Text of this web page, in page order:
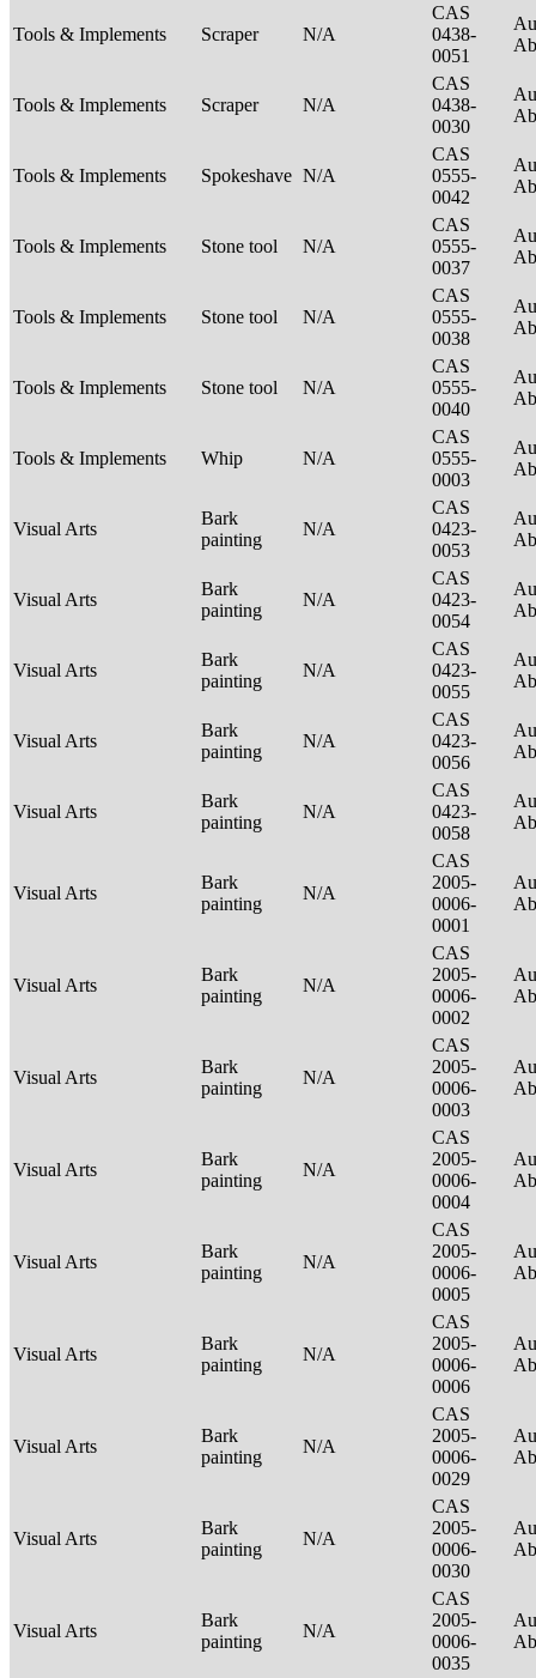
Tools & Implements Scraper N/A
CAS
0438-
0051
Tools & Implements Scraper N/A
CAS
0438-
0030
Tools & Implements Spokeshave N/A
CAS
0555-
0042
Tools & Implements Stone tool N/A
CAS
0555-
0037
Tools & Implements Stone tool N/A
CAS
0555-
0038
Tools & Implements Stone tool N/A
CAS
0555-
0040
Tools & Implements Whip N/A
CAS
0555-
0003
Visual Arts
Bark
painting
N/A
CAS
0423-
0053
Visual Arts
Bark
painting
N/A
CAS
0423-
0054
Visual Arts
Bark
painting
N/A
CAS
0423-
0055
Visual Arts
Bark
painting
N/A
CAS
0423-
0056
Visual Arts
Bark
painting
N/A
CAS
0423-
0058
Visual Arts
Bark
painting
N/A
CAS
2005-
0006-
0001
Visual Arts
Bark
painting
N/A
CAS
2005-
0006-
0002
Visual Arts
Bark
painting
N/A
CAS
2005-
0006-
0003
Visual Arts
Bark
painting
N/A
CAS
2005-
0006-
0004
Visual Arts
Bark
painting
N/A
CAS
2005-
0006-
0005
Visual Arts
Bark
painting
N/A
CAS
2005-
0006-
0006
Visual Arts
Bark
painting
N/A
CAS
2005-
0006-
0029
Visual Arts
Bark
painting
N/A
CAS
2005-
0006-
0030
Visual Arts
Bark
painting
N/A
CAS
2005-
0006-
0035